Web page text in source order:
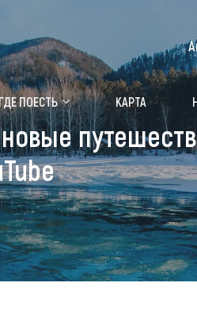
Медицинский форум
Чем заняться
Календарь событий
Аудиогид
Мой маршрут
ПОЕСТЬ КАРТА